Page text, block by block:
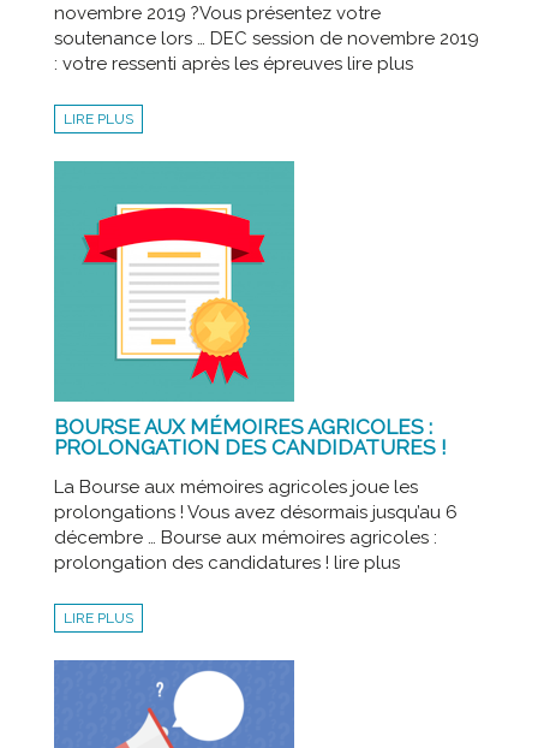
novembre 2019 ?Vous présentez votre
soutenance lors … DEC session de novembre 2019
: votre ressenti après les épreuves lire plus
LIRE PLUS
BOURSE AUX MÉMOIRES AGRICOLES :
PROLONGATION DES CANDIDATURES !
La Bourse aux mémoires agricoles joue les
prolongations ! Vous avez désormais jusqu’au 6
décembre … Bourse aux mémoires agricoles :
prolongation des candidatures ! lire plus
LIRE PLUS